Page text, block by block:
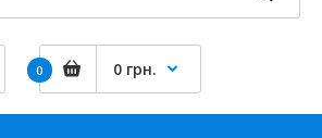
0 0 грн.